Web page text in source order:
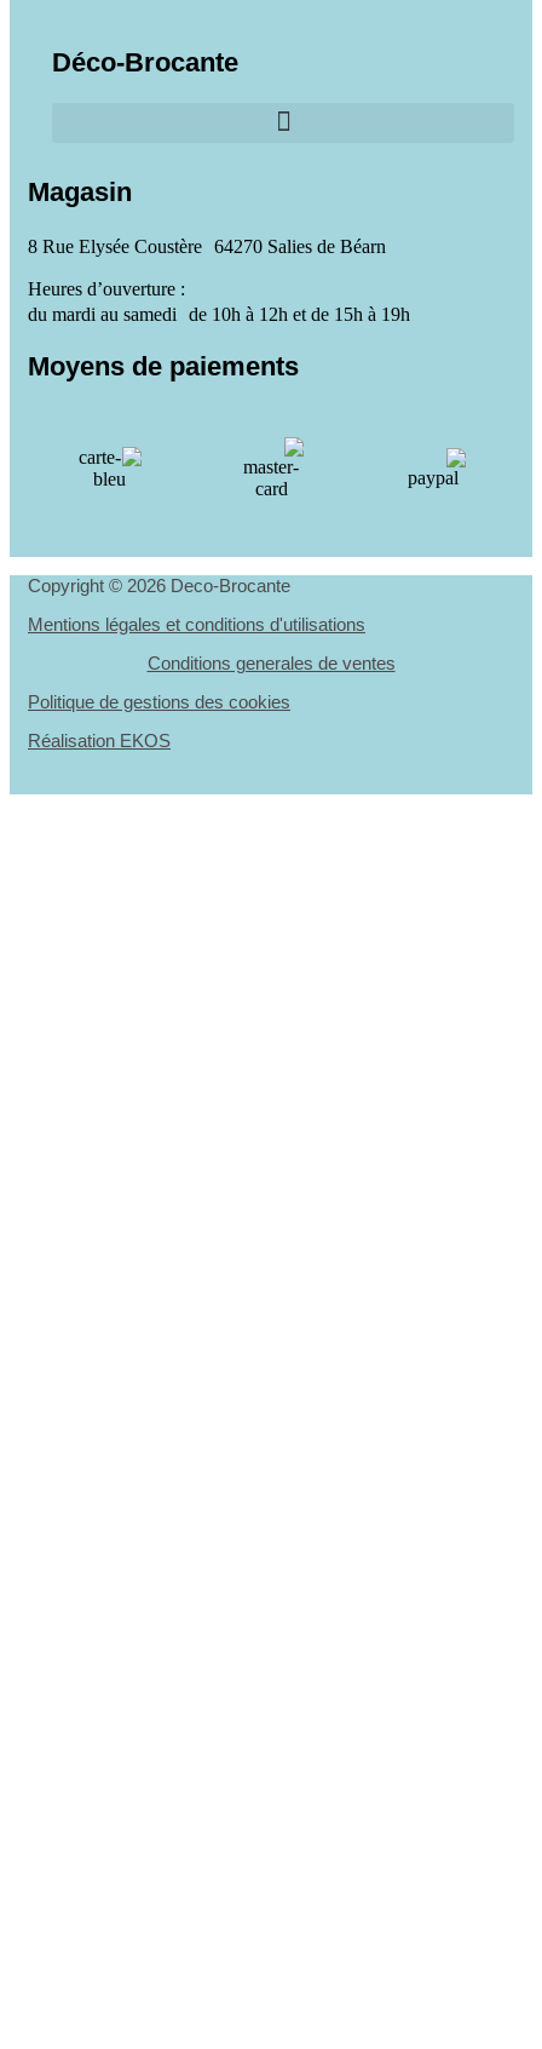
Déco-Brocante
Magasin
8 Rue Elysée Coustère 64270 Salies de Béarn
Heures d’ouverture :
du mardi au samedi de 10h à 12h et de 15h à 19h
Moyens de paiements
Copyright © 2026 Deco-Brocante
Mentions légales et conditions d'utilisations
Conditions generales de ventes
Politique de gestions des cookies
Réalisation EKOS